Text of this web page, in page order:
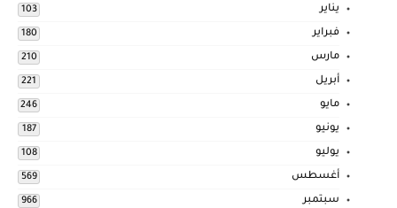
يناير 103
فبراير 180
مارس 210
أبريل 221
مايو 246
يونيو 187
يوليو 108
أغسطس 569
سبتمبر 966